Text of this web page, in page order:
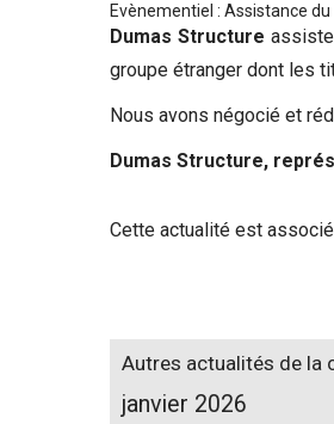
Evènementiel : Assistance
Dumas Structure
groupe étranger dont les
Nous avons négocié et
Dumas Structure,
Cette actualité est
Autres actualités de la
janvier 2026